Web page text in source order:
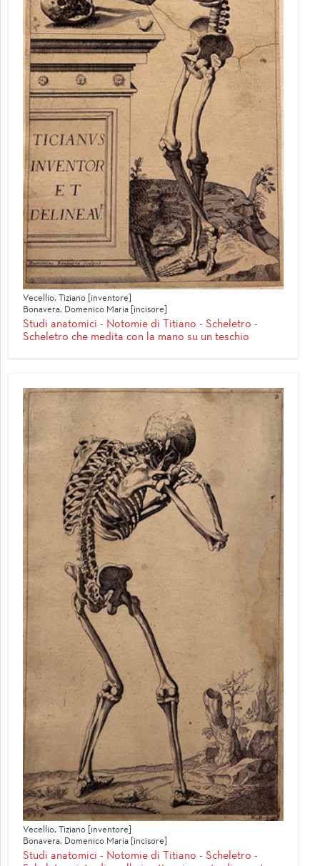
Vecellio, Tiziano [inventore]
Bonavera, Domenico Maria [incisore]
Studi anatomici - Notomie di Titiano - Scheletro -
Scheletro che medita con la mano su un teschio
Vecellio, Tiziano [inventore]
Bonavera, Domenico Maria [incisore]
Studi anatomici - Notomie di Titiano - Scheletro -